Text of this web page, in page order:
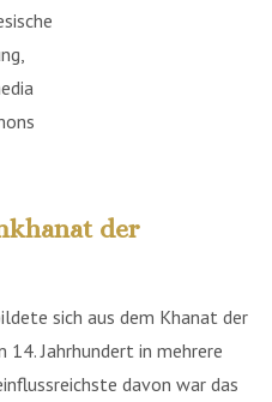
der
sich aus dem Khanat der
14. Jahrhundert in mehrere
davon war das